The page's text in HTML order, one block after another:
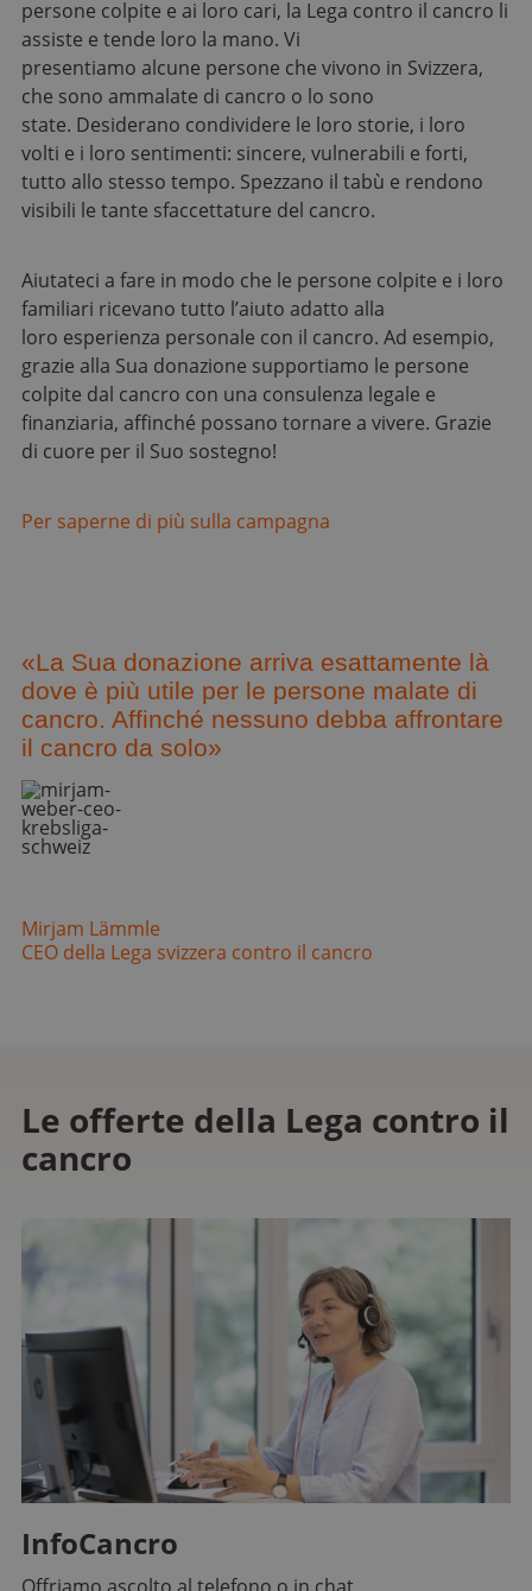
persone colpite e ai loro cari, la Lega contro il cancro li
assiste e tende loro la mano. Vi
presentiamo alcune persone che vivono in Svizzera,
che sono ammalate di cancro o lo sono
state. Desiderano condividere le loro storie, i loro
volti e i loro sentimenti: sincere, vulnerabili e forti,
tutto allo stesso tempo. Spezzano il tabù e rendono
visibili le tante sfaccettature del cancro.
Aiutateci a fare in modo che le persone colpite e i loro
familiari ricevano tutto l’aiuto adatto alla
loro esperienza personale con il cancro. Ad esempio,
grazie alla Sua donazione supportiamo le persone
colpite dal cancro con una consulenza legale e
finanziaria, affinché possano tornare a vivere. Grazie
di cuore per il Suo sostegno!
Per saperne di più sulla campagna
«La Sua donazione arriva esattamente là
dove è più utile per le persone malate di
cancro. Affinché nessuno debba affrontare
il cancro da solo»
Mirjam Lämmle
CEO della Lega svizzera contro il cancro
Le offerte della Lega contro il
cancro
InfoCancro